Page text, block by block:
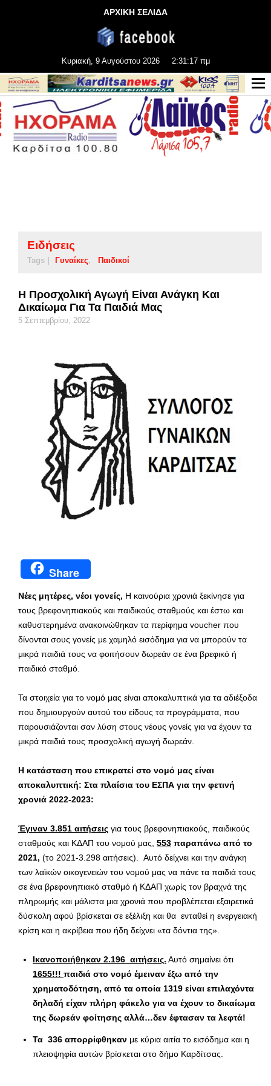
ΑΡΧΙΚΗ ΣΕΛΙΔΑ
Κυριακή, 9 Αυγούστου 2026 2:31:18 πμ
Ειδήσεις
Tags | Γυναίκες Παιδικοί
Η Προσχολική Αγωγή Είναι Ανάγκη Και
Δικαίωμα Για Τα Παιδιά Μας
5 Σεπτεμβρίου, 2022
Share
Νέες μητέρες, νέοι γονείς, Η καινούρια χρονιά ξεκίνησε για
τους βρεφονηπιακούς και παιδικούς σταθμούς και έστω και
καθυστερημένα ανακοινώθηκαν τα περίφημα voucher που
δίνονται σους γονείς με χαμηλό εισόδημα για να μπορούν τα
μικρά παιδιά τους να φοιτήσουν δωρεάν σε ένα βρεφικό ή
παιδικό σταθμό.
Τα στοιχεία για το νομό μας είναι αποκαλυπτικά για τα αδιέξοδα
που δημιουργούν αυτού του είδους τα προγράμματα, που
παρουσιάζονται σαν λύση στους νέους γονείς για να έχουν τα
μικρά παιδιά τους προσχολική αγωγή δωρεάν.
Η κατάσταση που επικρατεί στο νομό μας είναι
αποκαλυπτική: Στα πλαίσια του ΕΣΠΑ για την φετινή
χρονιά 2022-2023:
Έγιναν 3.851 αιτήσεις για τους βρεφονηπιακούς, παιδικούς
σταθμούς και ΚΔΑΠ του νομού μας, 553 παραπάνω από το
2021, (το 2021-3.298 αιτήσεις). Αυτό δείχνει και την ανάγκη
των λαϊκών οικογενειών του νομού μας να πάνε τα παιδιά τους
σε ένα βρεφονηπιακό σταθμό ή ΚΔΑΠ χωρίς τον βραχνά της
πληρωμής και μάλιστα μια χρονιά που προβλέπεται εξαιρετικά
δύσκολη αφού βρίσκεται σε εξέλιξη και θα ενταθεί η ενεργειακή
κρίση και η ακρίβεια που ήδη δείχνει «τα δόντια της».
Ικανοποιήθηκαν 2.196 αιτήσεις. Αυτό σημαίνει ότι
1655!!! παιδιά στο νομό έμειναν έξω από την
χρηματοδότηση, από τα οποία 1319 είναι επιλαχόντα
δηλαδή είχαν πλήρη φάκελο για να έχουν το δικαίωμα
της δωρεάν φοίτησης αλλά…δεν έφτασαν τα λεφτά!
Τα 336 απορρίφθηκαν με κύρια αιτία το εισόδημα και η
πλειοψηφία αυτών βρίσκεται στο δήμο Καρδίτσας.